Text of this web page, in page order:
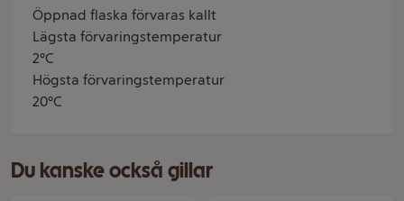
Öppnad flaska förvaras kallt
Lägsta förvaringstemperatur
2°C
Högsta förvaringstemperatur
20°C
Du kanske också gillar